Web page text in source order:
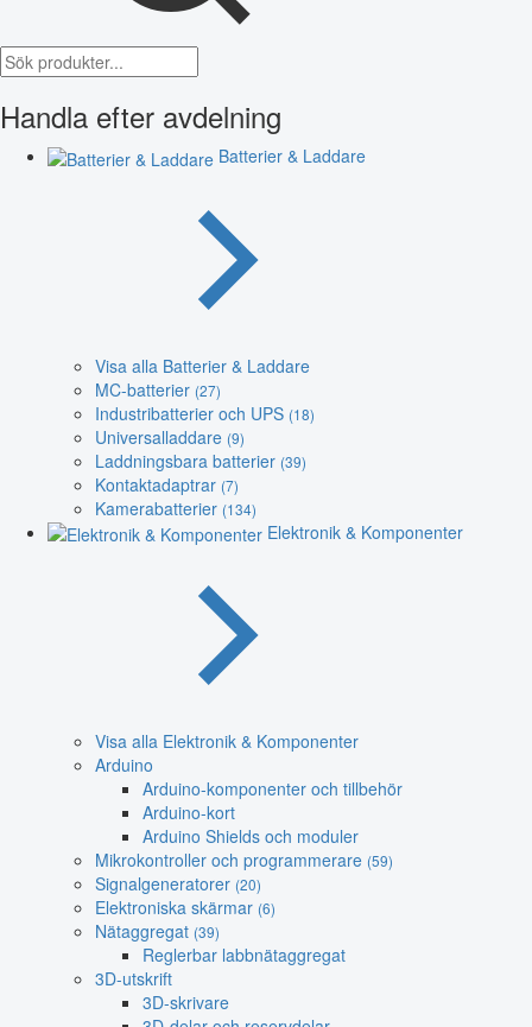
Handla efter avdelning
Batterier & Laddare
Visa alla Batterier & Laddare
MC-batterier (27)
Industribatterier och UPS (18)
Universalladdare (9)
Laddningsbara batterier (39)
Kontaktadaptrar (7)
Kamerabatterier (134)
Elektronik & Komponenter
Visa alla Elektronik & Komponenter
Arduino
Arduino-komponenter och tillbehör
Arduino-kort
Arduino Shields och moduler
Mikrokontroller och programmerare (59)
Signalgeneratorer (20)
Elektroniska skärmar (6)
Nätaggregat (39)
Reglerbar labbnätaggregat
3D-utskrift
3D-skrivare